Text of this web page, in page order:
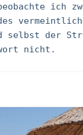
ich
selbst der
nicht.